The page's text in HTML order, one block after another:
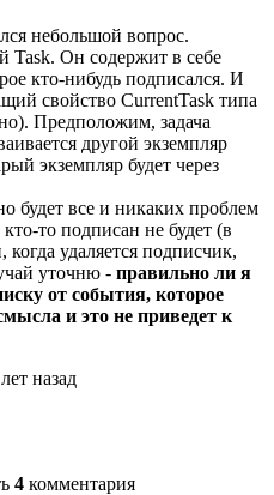
небольшой вопрос.
Task. Он содержит в себе
кто-нибудь подписался. И
свойство CurrentTask типа
Предположим, задача
другой экземпляр
экземпляр будет через
будет все и никаких проблем
то подписан не будет (в
удаляется подписчик,
уточню - правильно ли я
от события, которое
и это не приведет к
назад
4 комментария